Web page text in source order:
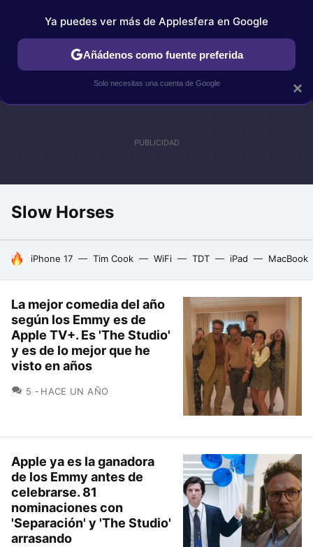
IPHONE TUTORIALES APPLESFERA SELECCIÓN
Slow Horses
HOY SE HABLA DE
iPhone 17 Tim Cook WiFi TDT iPad MacBook
La mejor comedia del año
según los Emmy es de
Apple TV+. Es 'The Studio'
y es de lo mejor que he
visto en años
5 COMENTARIOS
HACE UN AÑO
Apple ya es la ganadora
de los Emmy antes de
celebrarse. 81
nominaciones con
'Separación' y 'The Studio'
arrasando
×
Ya puedes ver más de Applesfera en Google
Añádenos como fuente preferida
Solo necesitas una cuenta de Google